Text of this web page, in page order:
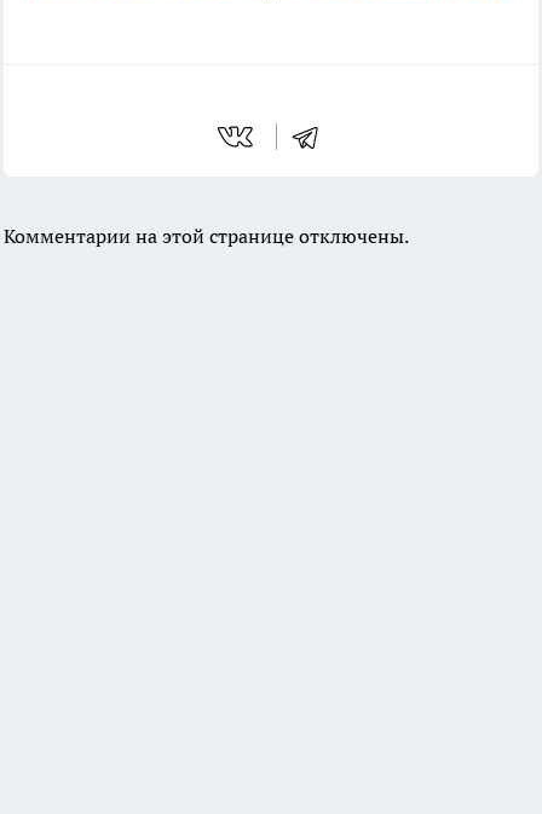
Комментарии на этой странице отключены.